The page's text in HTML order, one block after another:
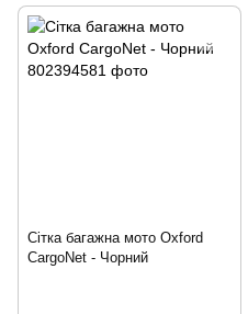
Сітка багажна мото Oxford
CargoNet - Чорний